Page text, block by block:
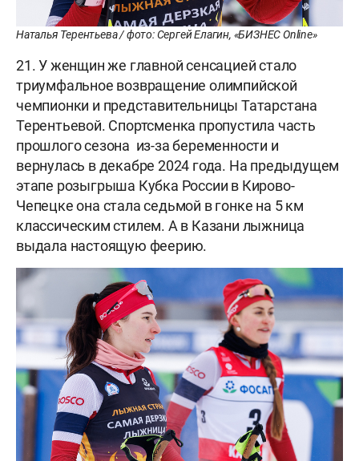
Наталья Терентьева / фото: Сергей Елагин, «БИЗНЕС Online»
21. У женщин же главной сенсацией стало
триумфальное возвращение олимпийской
чемпионки и представительницы Татарстана
Терентьевой. Спортсменка пропустила часть
прошлого сезона из-за беременности и
вернулась в декабре 2024 года. На предыдущем
этапе розыгрыша Кубка России в Кирово-
Чепецке она стала седьмой в гонке на 5 км
классическим стилем. А в Казани лыжница
выдала настоящую феерию.